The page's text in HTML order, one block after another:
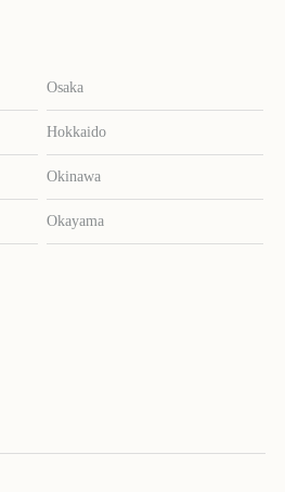
Osaka
Hokkaido
Okinawa
Okayama